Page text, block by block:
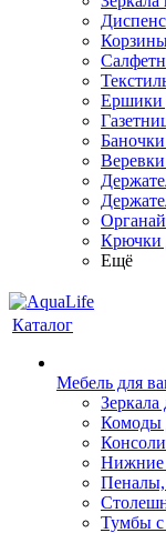
Ершики
Веревки
Крючки
Ещё
Каталог
Мебель для
Комоды
Нижние
Тумбы с